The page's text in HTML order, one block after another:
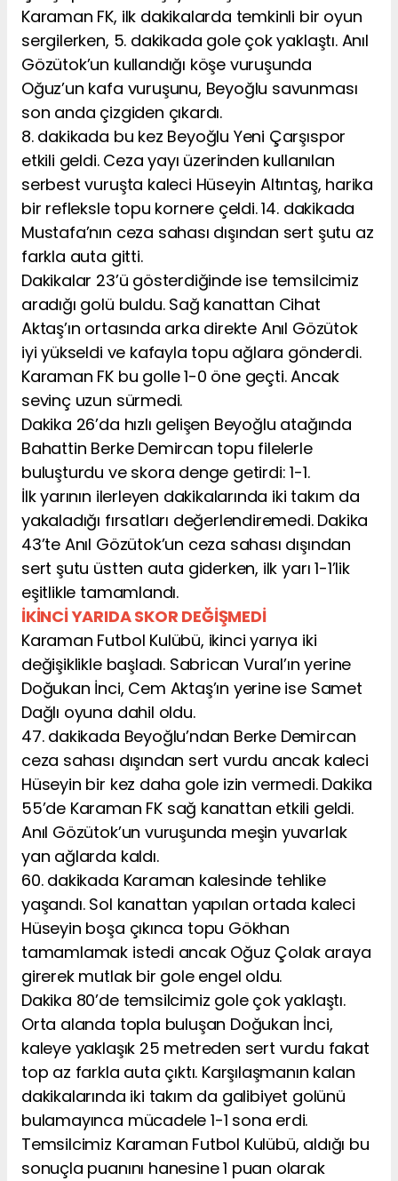
Karaman FK, ilk dakikalarda temkinli bir oyun
sergilerken, 5. dakikada gole çok yaklaştı. Anıl
Gözütok’un kullandığı köşe vuruşunda
Oğuz’un kafa vuruşunu, Beyoğlu savunması
son anda çizgiden çıkardı.
8. dakikada bu kez Beyoğlu Yeni Çarşıspor
etkili geldi. Ceza yayı üzerinden kullanılan
serbest vuruşta kaleci Hüseyin Altıntaş, harika
bir refleksle topu kornere çeldi. 14. dakikada
Mustafa’nın ceza sahası dışından sert şutu az
farkla auta gitti.
Dakikalar 23’ü gösterdiğinde ise temsilcimiz
aradığı golü buldu. Sağ kanattan Cihat
Aktaş’ın ortasında arka direkte Anıl Gözütok
iyi yükseldi ve kafayla topu ağlara gönderdi.
Karaman FK bu golle 1-0 öne geçti. Ancak
sevinç uzun sürmedi.
Dakika 26’da hızlı gelişen Beyoğlu atağında
Bahattin Berke Demircan topu filelerle
buluşturdu ve skora denge getirdi: 1-1.
İlk yarının ilerleyen dakikalarında iki takım da
yakaladığı fırsatları değerlendiremedi. Dakika
43’te Anıl Gözütok’un ceza sahası dışından
sert şutu üstten auta giderken, ilk yarı 1-1’lik
eşitlikle tamamlandı.
İKİNCİ YARIDA SKOR DEĞİŞMEDİ
Karaman Futbol Kulübü, ikinci yarıya iki
değişiklikle başladı. Sabrican Vural’ın yerine
Doğukan İnci, Cem Aktaş’ın yerine ise Samet
Dağlı oyuna dahil oldu.
47. dakikada Beyoğlu’ndan Berke Demircan
ceza sahası dışından sert vurdu ancak kaleci
Hüseyin bir kez daha gole izin vermedi. Dakika
55’de Karaman FK sağ kanattan etkili geldi.
Anıl Gözütok’un vuruşunda meşin yuvarlak
yan ağlarda kaldı.
60. dakikada Karaman kalesinde tehlike
yaşandı. Sol kanattan yapılan ortada kaleci
Hüseyin boşa çıkınca topu Gökhan
tamamlamak istedi ancak Oğuz Çolak araya
girerek mutlak bir gole engel oldu.
Dakika 80’de temsilcimiz gole çok yaklaştı.
Orta alanda topla buluşan Doğukan İnci,
kaleye yaklaşık 25 metreden sert vurdu fakat
top az farkla auta çıktı. Karşılaşmanın kalan
dakikalarında iki takım da galibiyet golünü
bulamayınca mücadele 1-1 sona erdi.
Temsilcimiz Karaman Futbol Kulübü, aldığı bu
sonuçla puanını hanesine 1 puan olarak